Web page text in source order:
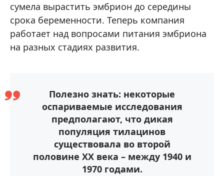
сумела вырастить эмбрион до середины
срока беременности. Теперь компания
работает над вопросами питания эмбриона
на разных стадиях развития.
Полезно знать: некоторые
оспариваемые исследования
предполагают, что дикая
популяция тилацинов
существовала во второй
половине XX века – между 1940 и
1970 годами.